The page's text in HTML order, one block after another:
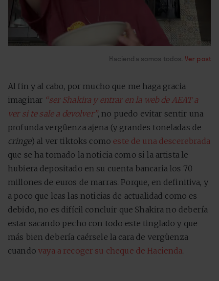
Hacienda somos todos. Ver post
Al fin y al cabo, por mucho que me haga gracia
imaginar “ser Shakira y entrar en la web de AEAT a
ver si te sale a devolver”, no puedo evitar sentir una
profunda vergüenza ajena (y grandes toneladas de
cringe) al ver tiktoks como este de una descerebrada
que se ha tomado la noticia como si la artista le
hubiera depositado en su cuenta bancaria los 70
millones de euros de marras. Porque, en definitiva, y
a poco que leas las noticias de actualidad como es
debido, no es difícil concluir que Shakira no debería
estar sacando pecho con todo este tinglado y que
más bien debería caérsele la cara de vergüenza
cuandovaya a recoger su cheque de Hacienda.